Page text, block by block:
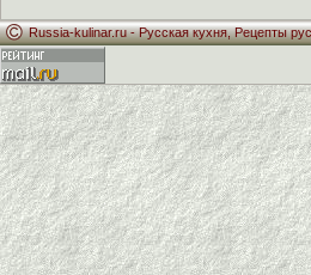
Russia-kulinar.ru -Русская кухня,Рецепты